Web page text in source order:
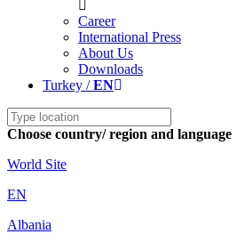
Career
International Press
About Us
Downloads
Turkey /EN
Choose country/ region and language
World Site
EN
Albania